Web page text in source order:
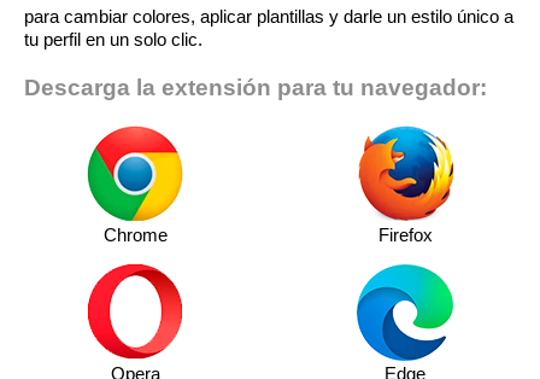
para cambiar colores, aplicar plantillas y darle un estilo único a
tu perfil en un solo clic.
Descarga la extensión para tu navegador:
Chrome Firefox
Opera Edge